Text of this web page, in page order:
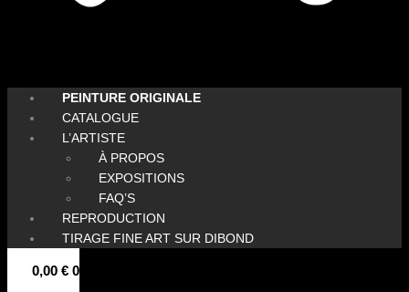
PEINTURE ORIGINALE
CATALOGUE
L’ARTISTE
À PROPOS
EXPOSITIONS
FAQ’S
REPRODUCTION
TIRAGE FINE ART SUR DIBOND
0,00 € 0